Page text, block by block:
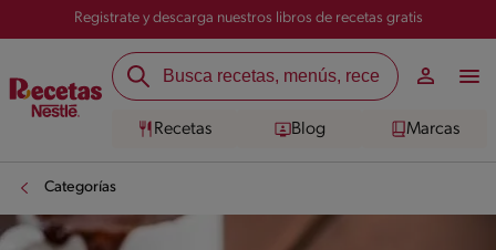
Registrate y descarga nuestros libros de recetas gratis
Recetas Blog Marcas
Categorías